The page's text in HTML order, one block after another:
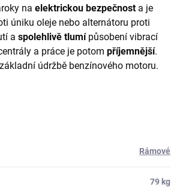
na elektrickou bezpečnost a je
úniku oleje nebo alternátoru proti
a spolehlivě tlumí působení vibrací
a práce je potom příjemnější.
údržbě benzínového motoru.
Rámové
79 kg